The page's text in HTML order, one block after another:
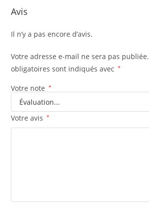
Avis
Il n’y a pas encore d’avis.
Votre adresse e-mail ne sera pas publiée.
obligatoires sont indiqués avec
*
Votre note *
Votre avis *